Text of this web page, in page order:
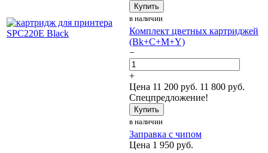
Купить
в наличии
Комплект цветных картриджей
(Bk+C+M+Y)
−
+
Цена 11 200 руб. 11 800 руб.
Спецпредложение!
Купить
в наличии
Заправка с чипом
Цена 1 950 руб.